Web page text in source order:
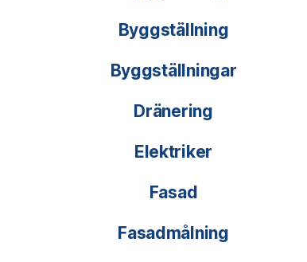
Byggställning
Byggställningar
Dränering
Elektriker
Fasad
Fasadmålning